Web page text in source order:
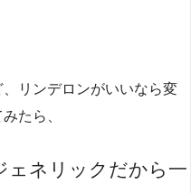
、リンデロンがいいなら変
たら、
ェネリックだから一